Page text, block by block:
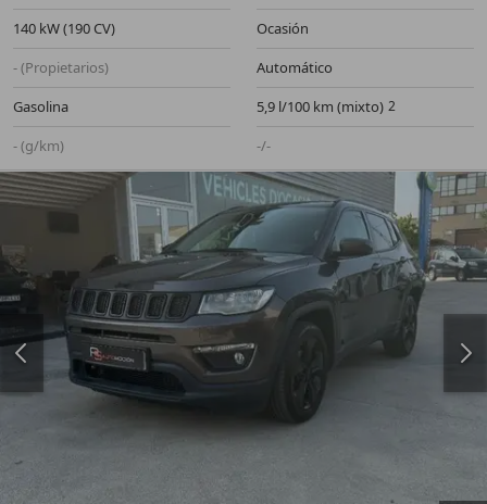
140 kW (190 CV)
Ocasión
- (Propietarios)
Automático
Gasolina
5,9 l/100 km (mixto)
- (g/km)
-/-